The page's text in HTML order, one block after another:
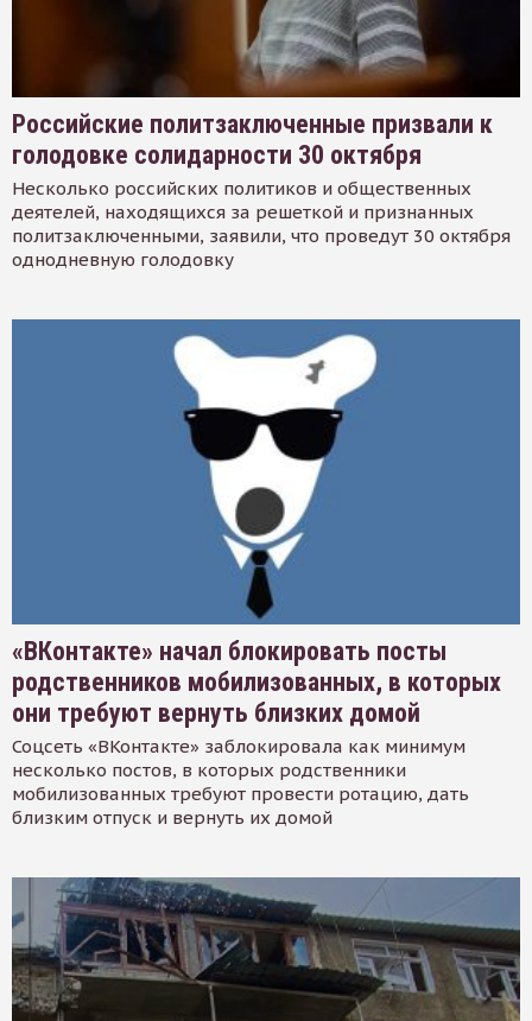
Российские политзаключенные призвали к
голодовке солидарности 30 октября
Несколько российских политиков и общественных
деятелей, находящихся за решеткой и признанных
политзаключенными, заявили, что проведут 30 октября
однодневную голодовку
«ВКонтакте» начал блокировать посты
родственников мобилизованных, в которых
они требуют вернуть близких домой
Соцсеть «ВКонтакте» заблокировала как минимум
несколько постов, в которых родственники
мобилизованных требуют провести ротацию, дать
близким отпуск и вернуть их домой